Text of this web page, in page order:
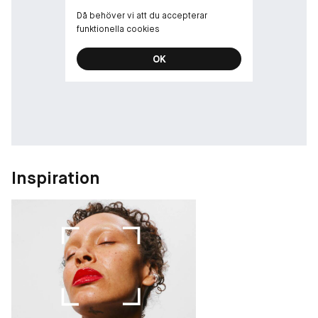
Då behöver vi att du accepterar
funktionella cookies
OK
Inspiration